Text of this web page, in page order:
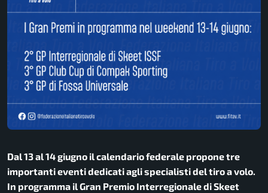
Dal 13 al 14 giugno il calendario federale propone tre
importanti eventi dedicati agli specialisti del tiro a volo.
In programma il Gran Premio Interregionale di Skeet